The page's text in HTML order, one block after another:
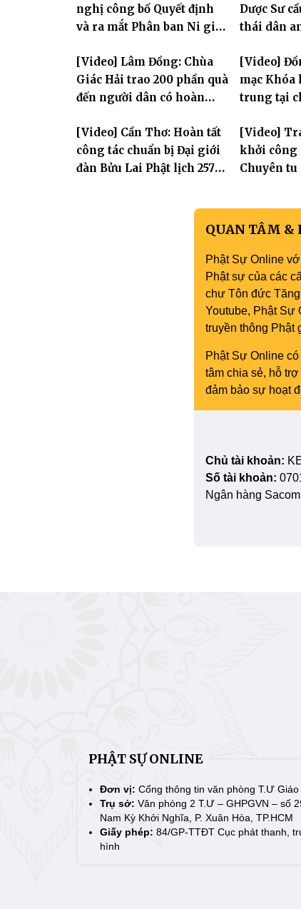
nghị công bố Quyết định
và ra mắt Phân ban Ni giới
Dược Sư
thái dân
[Video] Lâm Đồng: Chùa
Giác Hải trao 200 phần quà
đến người dân có hoàn
Dương
[Video]
mạc Khóa
trung tại
[Video] Cần Thơ: Hoàn tất
công tác chuẩn bị Đại giới
đàn Bửu Lai Phật lịch 2570,
[Video]
khởi công
Chuyên tu
QUAN TÂM &
Phật Sự Online
Phật sự của các
chư Tôn đức
Youtube, Phật Sự
truyền thông Phật
Phật Sự Online
tâm chia sẻ, hỗ
đảm bảo sự hoạt
Chủ tài khoản:
Số tài khoản:
Ngân hàng
PHẬT SỰ ONLINE
Đơn vị: Cổng thông tin văn phòng T.Ư Giáo
Trụ sở: Văn phòng 2 T.Ư – GHPGVN – số
Nam Kỳ Khởi Nghĩa, P. Xuân Hòa, TP.HCM
Giấy phép: 84/GP-TTĐT Cục phát thanh,
hình